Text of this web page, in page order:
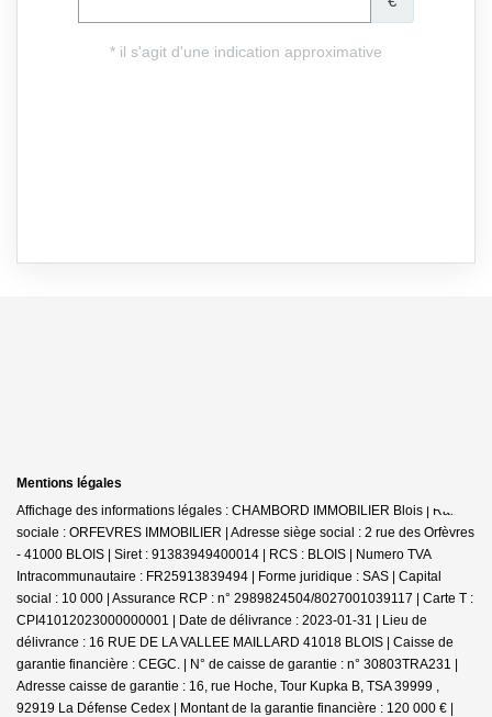
Mentions légales
Affichage des informations légales : CHAMBORD IMMOBILIER Blois | Raison
sociale : ORFEVRES IMMOBILIER | Adresse siège social : 2 rue des Orfèvres
- 41000 BLOIS | Siret : 91383949400014 | RCS : BLOIS | Numero TVA
Intracommunautaire : FR25913839494 | Forme juridique : SAS | Capital
social : 10 000 | Assurance RCP : n° 2989824504/8027001039117 | Carte T :
CPI41012023000000001 | Date de délivrance : 2023-01-31 | Lieu de
délivrance : 16 RUE DE LA VALLEE MAILLARD 41018 BLOIS | Caisse de
garantie financière : CEGC. | N° de caisse de garantie : n° 30803TRA231 |
Adresse caisse de garantie : 16, rue Hoche, Tour Kupka B, TSA 39999 ,
92919 La Défense Cedex | Montant de la garantie financière : 120 000 € |